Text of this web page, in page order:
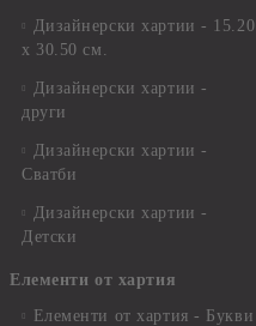
Дизайнерски хартии - 15.20
x 30.50 см.
Дизайнерски хартии -
други
Дизайнерски хартии -
Сватби
Дизайнерски хартии -
Детски
Елементи от хартия
Елементи от хартия - Букви